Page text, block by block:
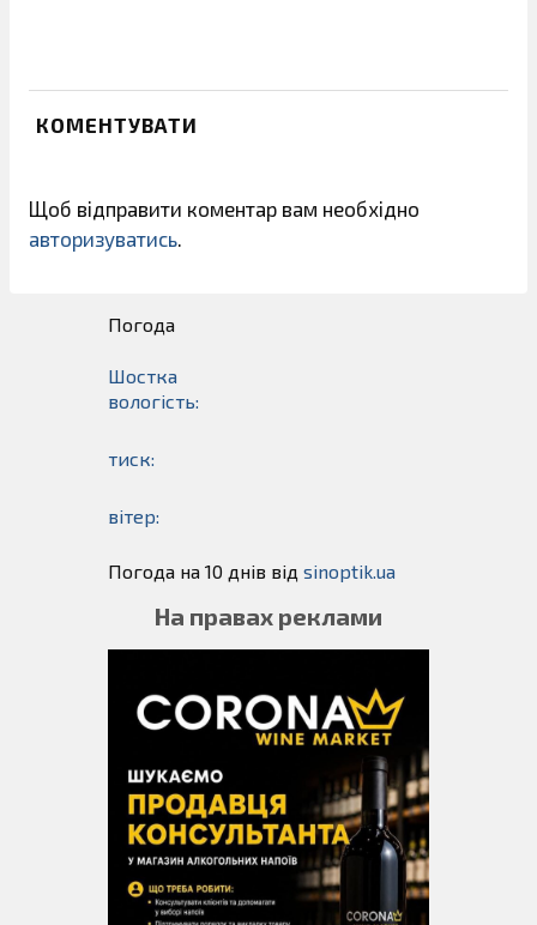
КОМЕНТУВАТИ
Щоб відправити коментар вам необхідно
авторизуватись
Погода
Шостка
вологість:
тиск:
вітер:
Погода на 10 днів від sinoptik.ua
На правах реклами